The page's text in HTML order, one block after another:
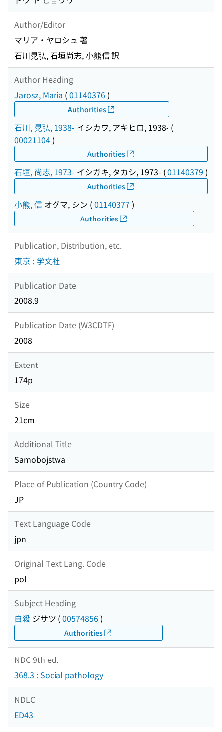
Author/Editor
マリア・ヤロシュ 著
石川晃弘, 石垣尚志, 小熊信 訳
Author Heading
Jarosz, Maria (01140376)
Authorities
石川, 晃弘, 1938- イシカワ, アキヒロ, 1938- (
00021104)
Authorities
石垣, 尚志, 1973- イシガキ, タカシ, 1973- (01140379 )
Authorities
小熊, 信 オグマ, シン (01140377 )
Authorities
Publication, Distribution, etc.
東京 : 学文社
Publication Date
2008.9
Publication Date (W3CDTF)
2008
Extent
174p
Size
21cm
Additional Title
Samobojstwa
Place of Publication (Country Code)
JP
Text Language Code
jpn
Original Text Lang. Code
pol
Subject Heading
自殺 ジサツ (00574856)
Authorities
NDC 9th ed.
368.3 : Social pathology
NDLC
ED43